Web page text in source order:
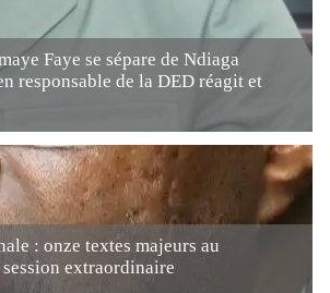
Faye se sépare de Ndiaga
responsable de la DED réagit et
: onze textes majeurs au
extraordinaire